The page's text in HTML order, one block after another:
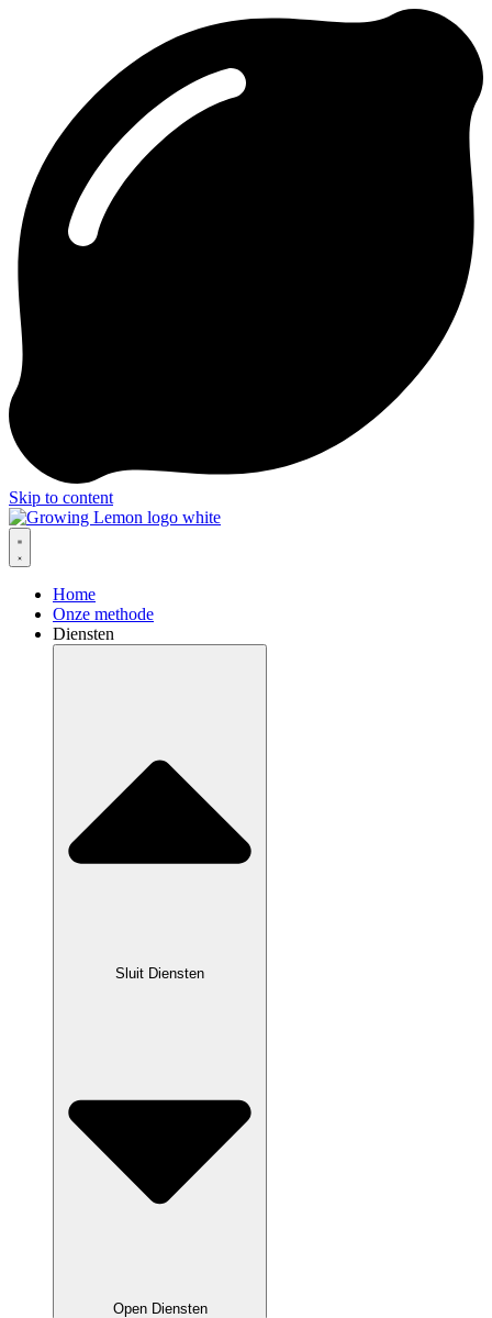
Skip to content
Home
Onze methode
Diensten
Sluit Diensten
Open Diensten